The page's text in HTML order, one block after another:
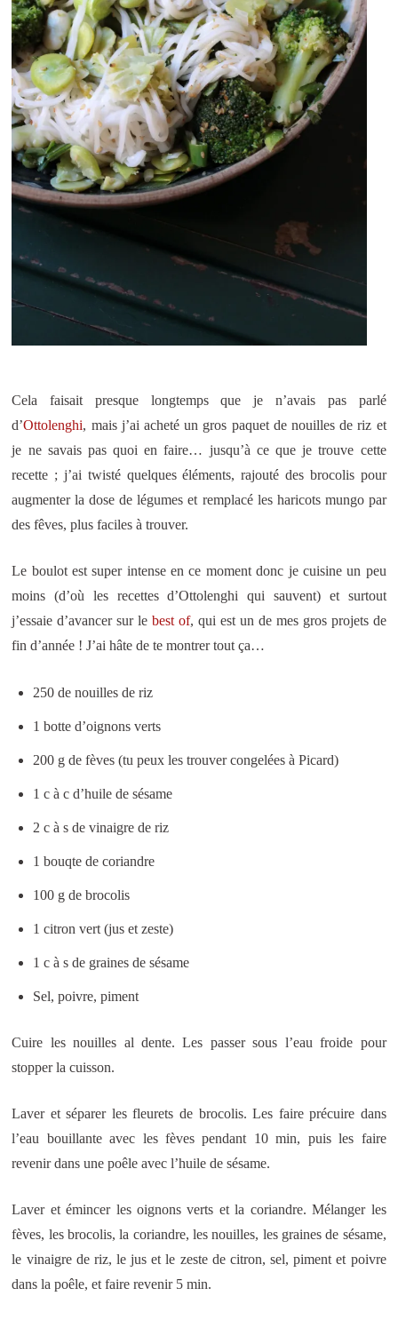
Cela faisait presque longtemps que je n’avais pas parlé
d’Ottolenghi, mais j’ai acheté un gros paquet de nouilles de riz et
je ne savais pas quoi en faire… jusqu’à ce que je trouve cette
recette ; j’ai twisté quelques éléments, rajouté des brocolis pour
augmenter la dose de légumes et remplacé les haricots mungo par
des fêves, plus faciles à trouver.
Le boulot est super intense en ce moment donc je cuisine un peu
moins (d’où les recettes d’Ottolenghi qui sauvent) et surtout
j’essaie d’avancer sur lebest of, qui est un de mes gros projets de
fin d’année ! J’ai hâte de te montrer tout ça…
250 de nouilles de riz
1 botte d’oignons verts
200 g de fèves (tu peux les trouver congelées à Picard)
1 c à c d’huile de sésame
2 c à s de vinaigre de riz
1 bouqte de coriandre
100 g de brocolis
1 citron vert (jus et zeste)
1 c à s de graines de sésame
Sel, poivre, piment
Cuire les nouilles al dente. Les passer sous l’eau froide pour
stopper la cuisson.
Laver et séparer les fleurets de brocolis. Les faire précuire dans
l’eau bouillante avec les fèves pendant 10 min, puis les faire
revenir dans une poêle avec l’huile de sésame.
Laver et émincer les oignons verts et la coriandre. Mélanger les
fèves, les brocolis, la coriandre, les nouilles, les graines de sésame,
le vinaigre de riz, le jus et le zeste de citron, sel, piment et poivre
dans la poêle, et faire revenir 5 min.